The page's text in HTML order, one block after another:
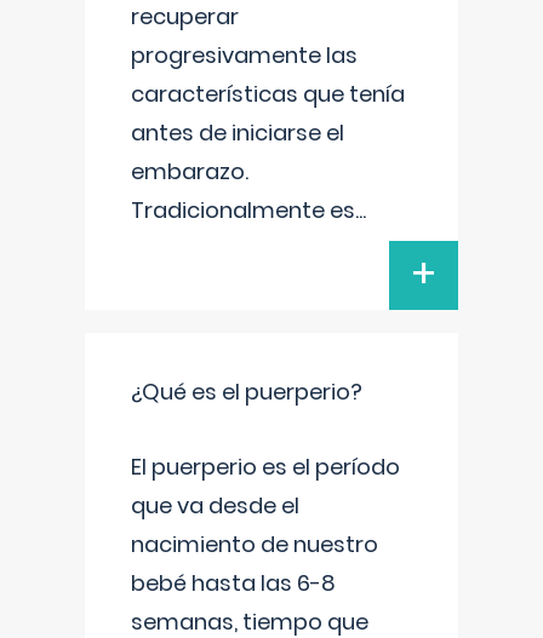
recuperar
progresivamente las
características que tenía
antes de iniciarse el
embarazo.
Tradicionalmente es...
+
¿Qué es el puerperio?
El puerperio es el período
que va desde el
nacimiento de nuestro
bebé hasta las 6-8
semanas, tiempo que